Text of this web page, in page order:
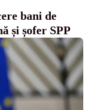
bani de
și șofer SPP